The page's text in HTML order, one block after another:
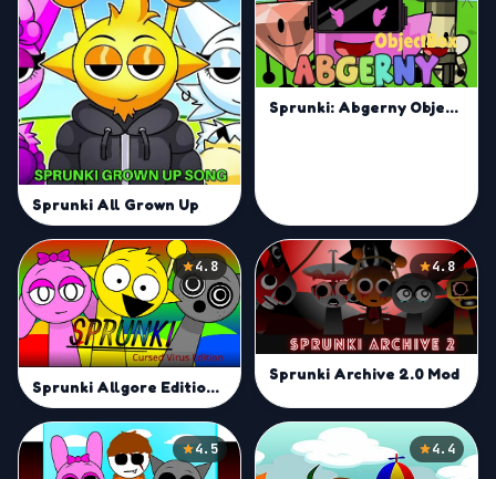
Sprunki All Grown Up
Sprunki: Abgerny Objectbox
4.8
Sprunki Allgore Edition Mod
4.8
Sprunki Archive 2.0 Mod
4.5 4.4